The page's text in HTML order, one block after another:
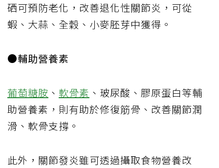
硒可預防老化，改善退化性關節炎，可從
蝦、大蒜、全穀、小麥胚芽中獲得。
●輔助營養素
葡萄糖胺 、 軟骨素 、玻尿酸、膠原蛋白等輔
助營養素，則有助於修復筋骨、改善關節潤
滑、軟骨支撐。
此外，關節發炎雖可透過攝取食物營養改